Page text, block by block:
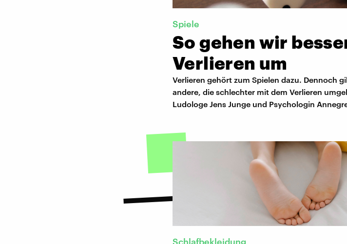
Spiele
So gehen wir
Verlieren um
Verlieren gehört zum Spielen dazu. Dennoch
andere, die schlechter mit dem Verlieren
Ludologe Jens Junge und Psychologin
Schlafbekleidung